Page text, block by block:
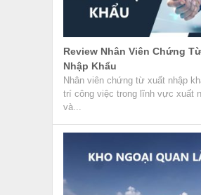
Review Nhân Viên Chứng
Nhập Khẩu
Nhân viên chứng từ xuất nhập
trí công việc trong lĩnh vực xuất
và...